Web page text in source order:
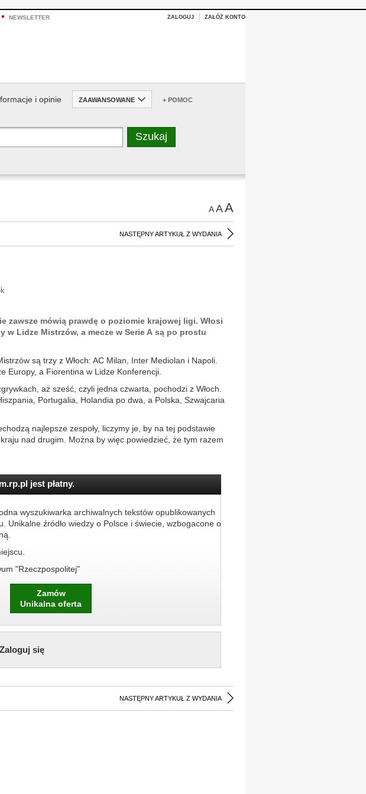
NEWSLETTER ZALOGUJ ZAŁÓŻ KONTO
i opinie ZAAWANSOWANE + POMOC
AAA
NASTĘPNY ARTYKUŁ Z WYDANIA
zawsze mówią prawdę o poziomie krajowej ligi. Włosi
Lidze Mistrzów, a mecze w Serie A są po prostu
są trzy z Włoch: AC Milan, Inter Mediolan i Napoli.
Europy, a Fiorentina w Lidze Konferencji.
aż sześć, czyli jedna czwarta, pochodzi z Włoch.
Portugalia, Holandia po dwa, a Polska, Szwajcaria
najlepsze zespoły, liczymy je, by na tej podstawie
nad drugim. Można by więc powiedzieć, że tym razem
jest płatny.
wyszukiwarka archiwalnych tekstów opublikowanych
Unikalne źródło wiedzy o Polsce i świecie, wzbogacone o
"Rzeczpospolitej"
Zamów
Unikalna oferta
się
NASTĘPNY ARTYKUŁ Z WYDANIA